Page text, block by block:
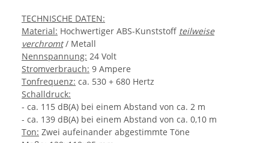
TECHNISCHE DATEN:
Material: Hochwertiger ABS-Kunststoff teilweise
verchromt / Metall
Nennspannung: 24 Volt
Stromverbrauch: 9 Ampere
Tonfrequenz: ca. 530 + 680 Hertz
Schalldruck:
- ca. 115 dB(A) bei einem Abstand von ca. 2 m
- ca. 139 dB(A) bei einem Abstand von ca. 0,10 m
Ton: Zwei aufeinander abgestimmte Töne